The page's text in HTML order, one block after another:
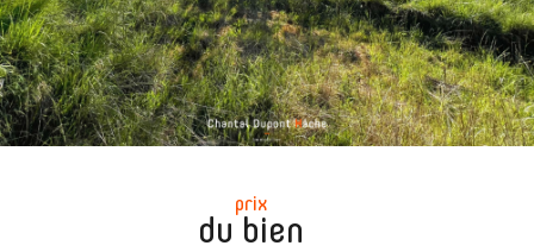
prix
du bien